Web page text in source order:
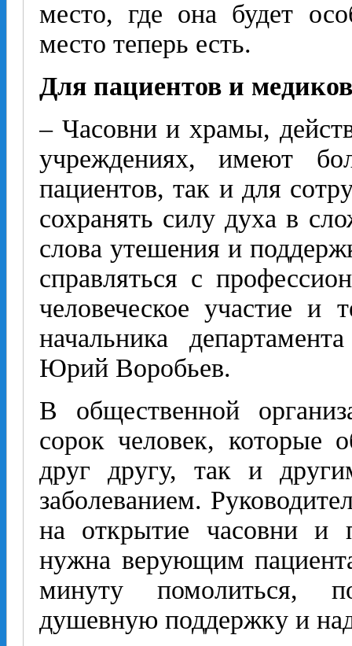
место, где она будет
место теперь есть.
Для пациентов и медиков
– Часовни и храмы,
учреждениях, имеют
пациентов, так и для
сохранять силу духа в
слова утешения и
справляться с
человеческое участие и
начальника
Юрий Воробьев.
В общественной
сорок человек, которые
друг другу, так и
заболеванием.
на открытие часовни и
нужна верующим
минуту помолиться,
душевную поддержку и